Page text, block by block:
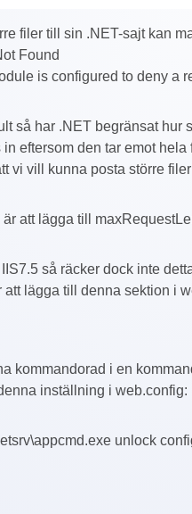
filer till sin .NET-sajt kan
Found
is configured to deny a
så har .NET begränsat hur
eftersom den tar emot
vi vill kunna posta större
att lägga till
så räcker dock inte
lägga till denna sektion i
kommandorad i en
inställning i web.config:
unlock